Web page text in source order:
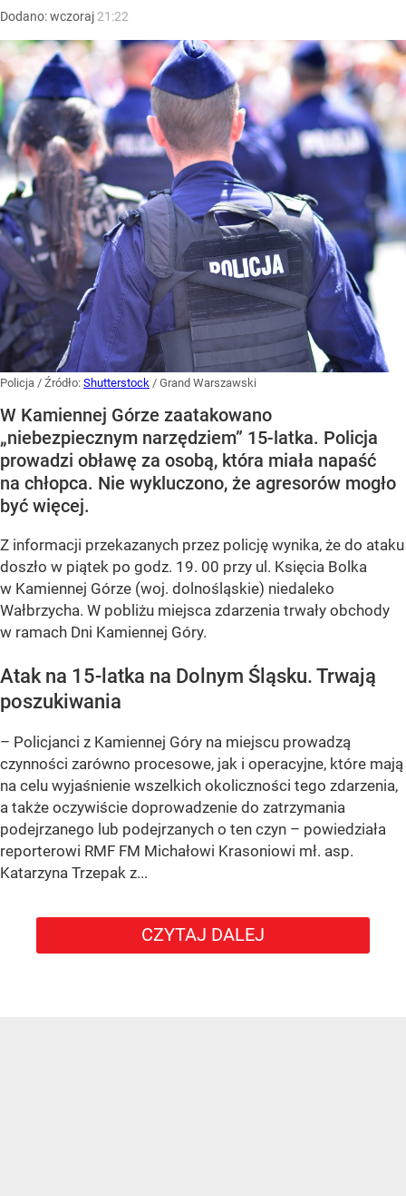
Dodano:wczoraj 21:22
Policja / Źródło: Shutterstock / Grand Warszawski
W Kamiennej Górze zaatakowano
„niebezpiecznym narzędziem” 15-latka. Policja
prowadzi obławę za osobą, która miała napaść
na chłopca. Nie wykluczono, że agresorów mogło
być więcej.
Z informacji przekazanych przez policję wynika, że do ataku
doszło w piątek po godz. 19. 00 przy ul. Księcia Bolka
w Kamiennej Górze (woj. dolnośląskie) niedaleko
Wałbrzycha. W pobliżu miejsca zdarzenia trwały obchody
w ramach Dni Kamiennej Góry.
Atak na 15-latka na Dolnym Śląsku. Trwają
poszukiwania
– Policjanci z Kamiennej Góry na miejscu prowadzą
czynności zarówno procesowe, jak i operacyjne, które mają
na celu wyjaśnienie wszelkich okoliczności tego zdarzenia,
a także oczywiście doprowadzenie do zatrzymania
podejrzanego lub podejrzanych o ten czyn – powiedziała
reporterowi RMF FM Michałowi Krasoniowi mł. asp.
Katarzyna Trzepak z...
CZYTAJ DALEJ